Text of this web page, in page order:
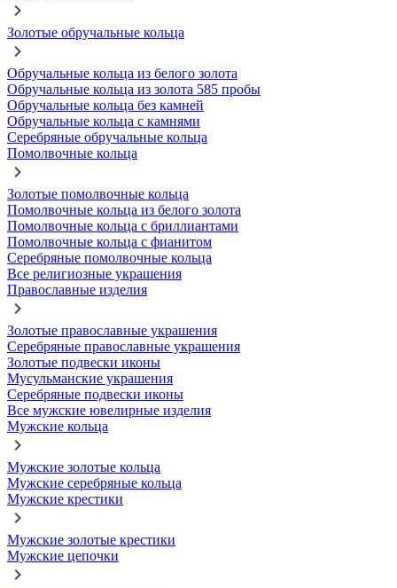
Золотые обручальные кольца
Обручальные кольца из белого золота
Обручальные кольца из золота 585 пробы
Обручальные кольца без камней
Обручальные кольца с камнями
Серебряные обручальные кольца
Помолвочные кольца
Золотые помолвочные кольца
Помолвочные кольца из белого золота
Помолвочные кольца с бриллиантами
Помолвочные кольца с фианитом
Серебряные помолвочные кольца
Все религиозные украшения
Православные изделия
Золотые православные украшения
Серебряные православные украшения
Золотые подвески иконы
Мусульманские украшения
Серебряные подвески иконы
Все мужские ювелирные изделия
Мужские кольца
Мужские золотые кольца
Мужские серебряные кольца
Мужские крестики
Мужские золотые крестики
Мужские цепочки